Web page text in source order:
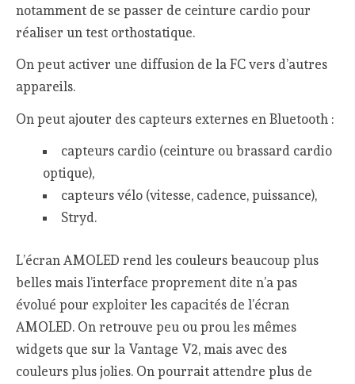
notamment de se passer de ceinture cardio pour
réaliser un test orthostatique.
On peut activer une diffusion de la FC vers d’autres
appareils.
On peut ajouter des capteurs externes en Bluetooth :
capteurs cardio (ceinture ou brassard cardio
optique),
capteurs vélo (vitesse, cadence, puissance),
Stryd.
L’écran AMOLED rend les couleurs beaucoup plus
belles mais l’interface proprement dite n’a pas
évolué pour exploiter les capacités de l’écran
AMOLED. On retrouve peu ou prou les mêmes
widgets que sur la Vantage V2, mais avec des
couleurs plus jolies. On pourrait attendre plus de